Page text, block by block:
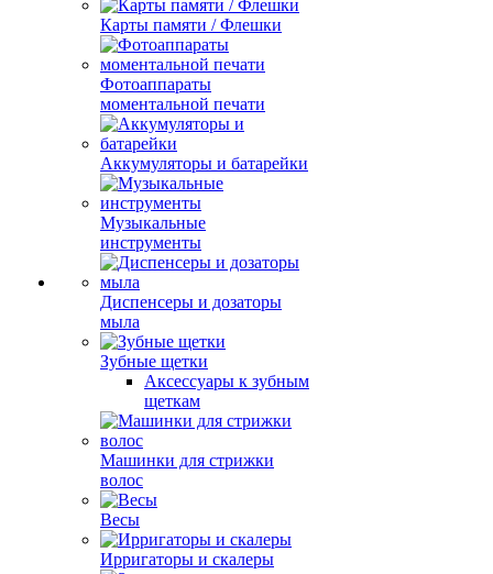
Карты памяти / Флешки
Фотоаппараты
моментальной печати
Аккумуляторы и батарейки
Музыкальные
инструменты
Диспенсеры и дозаторы
мыла
Зубные щетки
Аксессуары к зубным
щеткам
Машинки для стрижки
волос
Весы
Ирригаторы и скалеры